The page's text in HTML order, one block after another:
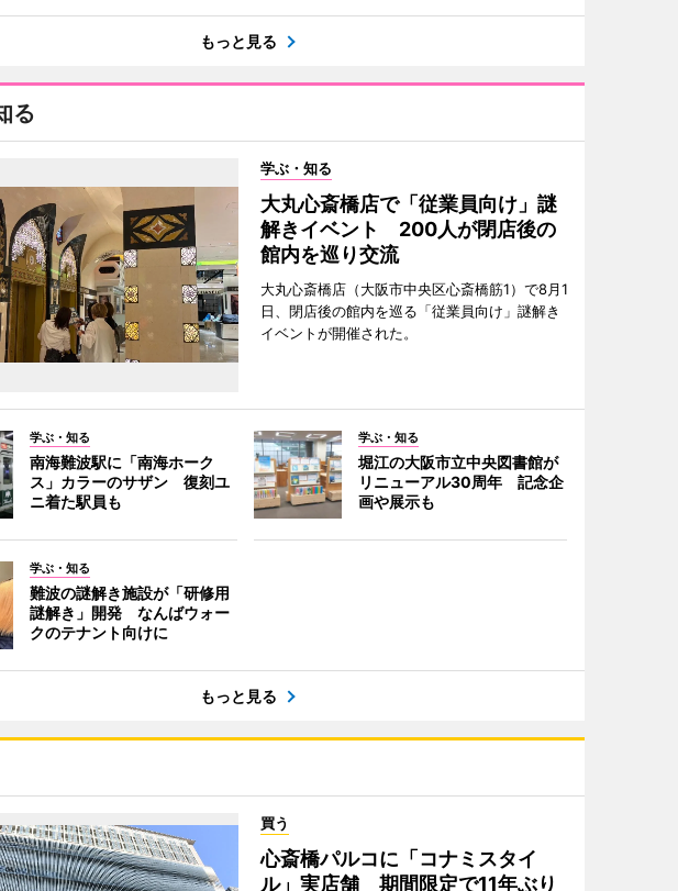
もっと見る
る
学ぶ・知る
大丸心斎橋店で「従業員向け」謎
解きイベント 200人が閉店後の
館内を巡り交流
大丸心斎橋店（大阪市中央区心斎橋筋1）で8月1
日、閉店後の館内を巡る「従業員向け」謎解き
イベントが開催された。
学ぶ・知る
南海難波駅に「南海ホーク
ス」カラーのサザン 復刻ユ
ニ着た駅員も
学ぶ・知る
堀江の大阪市立中央図書館が
リニューアル30周年 記念企
画や展示も
学ぶ・知る
難波の謎解き施設が「研修用
謎解き」開発 なんばウォー
クのテナント向けに
もっと見る
買う
心斎橋パルコに「コナミスタイ
ル」実店舗 期間限定で11年ぶり